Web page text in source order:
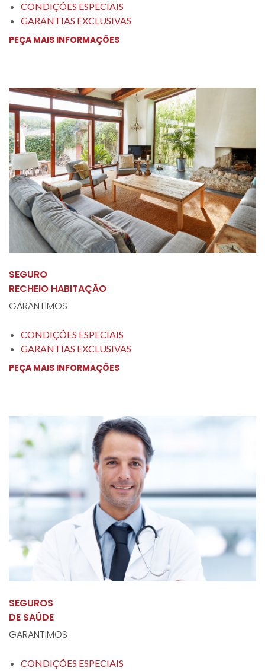
CONDIÇÕES ESPECIAIS
GARANTIAS EXCLUSIVAS
PEÇA MAIS INFORMAÇÕES
SEGURO
RECHEIO HABITAÇÃO
GARANTIMOS
CONDIÇÕES ESPECIAIS
GARANTIAS EXCLUSIVAS
PEÇA MAIS INFORMAÇÕES
SEGUROS
DE SAÚDE
GARANTIMOS
CONDIÇÕES ESPECIAIS